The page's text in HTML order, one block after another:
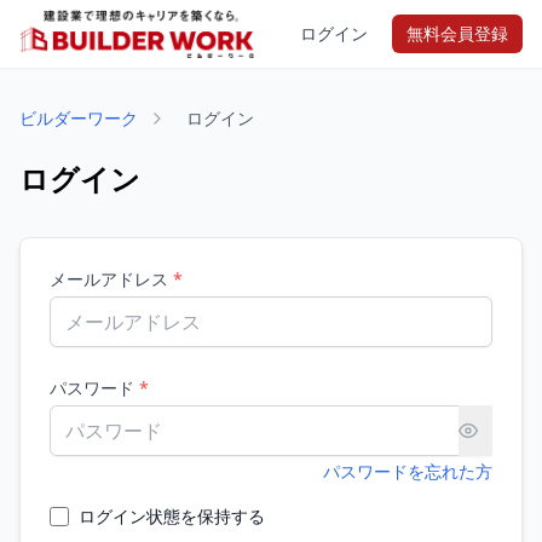
ログイン 無料会員登録
ビルダーワーク ログイン
ログイン
メールアドレス *
パスワード *
パスワードを忘れた方
ログイン状態を保持する